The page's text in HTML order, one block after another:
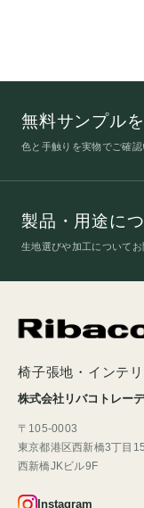
無料サンプル
色と手触りを実物でご確
製品・用途に
生地選びや加工について
椅子張地・インテ
株式会社リバコトレー
〒105-0003
東京都港区西新橋3丁目
西新橋JKビル9F
Instagram